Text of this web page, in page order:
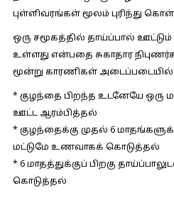
புள்ளிவரங்கள் மூலம் புரிந்து
ஒரு சமூகத்தில் தாய்ப்பால்
உள்ளது என்பதை சுகாதார
மூன்று காரணிகள்
* குழந்தை பிறந்த உடனேயே ஒரு
ஊட்ட ஆரம்பித்தல்
* குழந்தைக்கு முதல் 6
மட்டுமே உணவாகக் கொடுத்தல்
* 6 மாதத்துக்குப் பிறகு
கொடுத்தல்